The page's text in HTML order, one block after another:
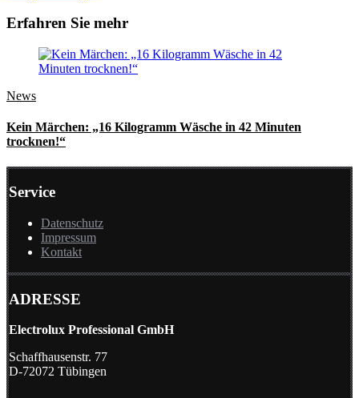
Erfahren Sie mehr
News
Kein Märchen: „16 Kilogramm Wäsche in 42 Minuten
trocknen!“
Service
Datenschutz
Impressum
Kontakt
ADRESSE
Electrolux Professional GmbH
Schaffhausenstr. 77
D-72072 Tübingen